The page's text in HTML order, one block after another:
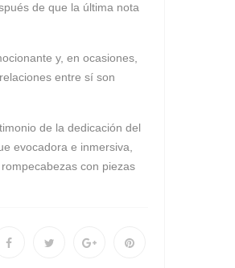
de que la última nota
y, en ocasiones,
entre sí son
de la dedicación del
evocadora e inmersiva,
con piezas